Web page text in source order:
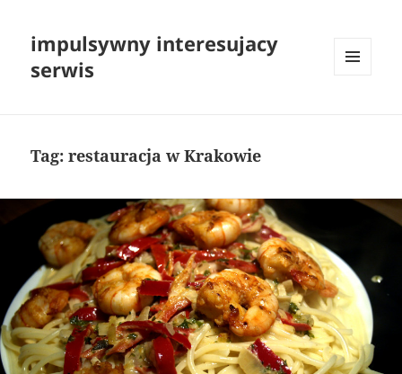
impulsywny interesujacy
serwis
Tag:restauracja w Krakowie